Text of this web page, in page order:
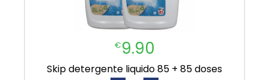
€9.90
skip detergente liquido 85 + 85 doses